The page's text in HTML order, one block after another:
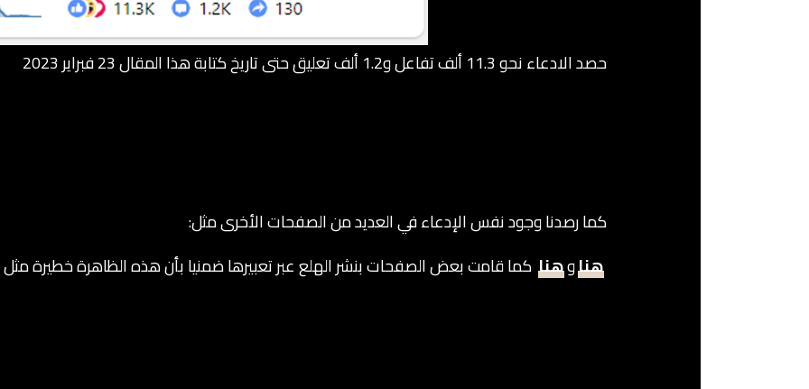
حصد الادعاء نحو 11.3 ألف تفاعل و1.2 ألف تعليق حتى تاريخ كتابة هذا المقال 23 فبراير 2023
كما رصدنا وجود نفس الإدعاء في العديد من الصفحات الأخرى مثل:
هناوهنا كما قامت بعض الصفحات بنشر الهلع عبر تعبيرها ضمنيا بأن هذه الظاهرة خطيرة مثل